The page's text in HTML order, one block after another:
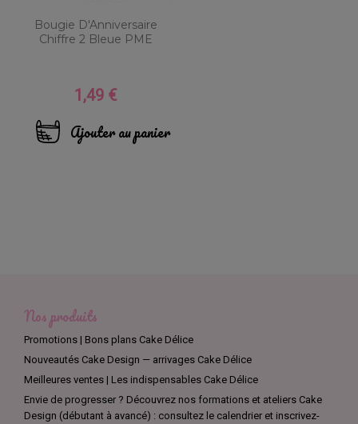
Bougie D'Anniversaire
Chiffre 2 Bleue PME
Prix
1,49 €
Ajouter au panier
Nos produits
Promotions | Bons plans Cake Délice
Nouveautés Cake Design — arrivages Cake Délice
Meilleures ventes | Les indispensables Cake Délice
Envie de progresser ? Découvrez nos formations et ateliers Cake
Design (débutant à avancé) : consultez le calendrier et inscrivez-